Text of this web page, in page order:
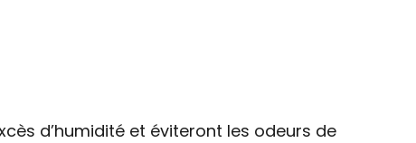
d’humidité et éviteront les odeurs de